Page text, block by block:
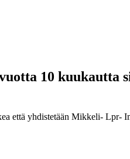
10 kuukautta
että yhdistetään Mikkeli- Lpr-